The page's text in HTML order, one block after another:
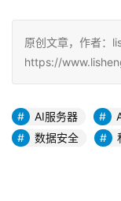
原创文章，作者：
https://
AI服务器
数据安全